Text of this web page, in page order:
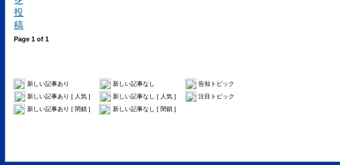
Page 1 of 1
新しい記事あり 新しい記事なし
告知トピック
新しい記事あり [ 人気 ]
新しい記事なし [ 人気 ]
注目トピック
新しい記事あり [ 閉鎖 ]
新しい記事なし [ 閉鎖 ]